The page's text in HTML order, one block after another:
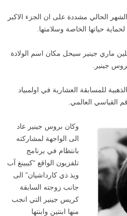
الحالي مشددة على ان الجزء الاكبر
حياتها الخاصة وسلامتها.
ماري جينير سيحل مكان اسم الولادة
جينير.
للمسابقة العشارية في اولمبياد
وكان بروس جينير عاد
الى الواجهة لمشاركته
بانتظام في برنامج
تلفزيون الواقع “كيبينغ آب
ويذ ذي كارداشيان” الى
جانب زوجته السابقة
كريس جينير التي انجب
منها ابنتين وابنتها